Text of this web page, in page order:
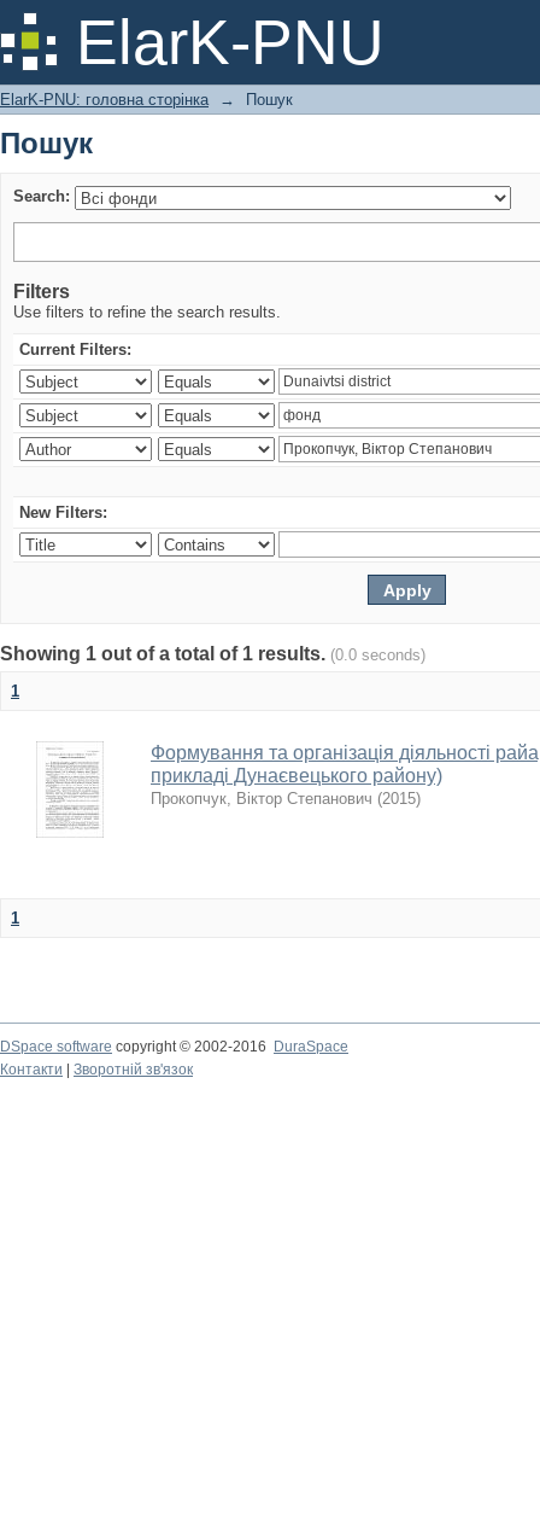
ElarK-PNU
Пошук
ElarK-PNU: головна сторінка → Пошук
Пошук
Search:
Filters
Use filters to refine the search results.
Current Filters:
New Filters:
Showing 1 out of a total of 1 results. (0.0 seconds)
1
Формування та організація діяльності
прикладі Дунаєвецького району)
Прокопчук, Віктор Степанович (2015)
1
DSpace software copyright © 2002-2016
DuraSpace
Контакти
Зворотній зв'язок